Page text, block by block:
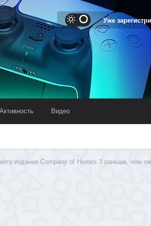
Уже
Активность Видео
издания Company of Heroes 3 раньше, чем